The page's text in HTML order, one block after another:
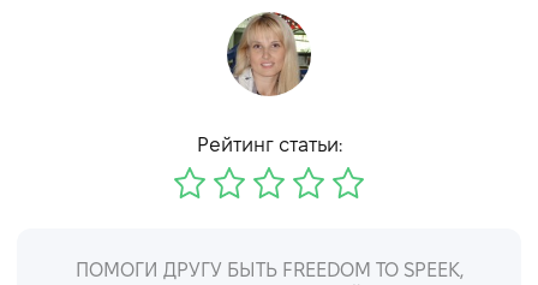
Рейтинг статьи:
ПОМОГИ ДРУГУ БЫТЬ FREEDOM TO SPEEK,